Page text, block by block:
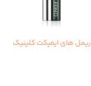
ریمل های ایمپکت کلینیک